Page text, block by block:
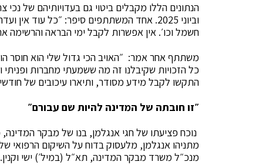
הנתונים הללו מקבלים ביטוי גם בעדויותיהם של
וביוני 2025. אחד המשתתפים סיפר: ״כל עוד
חשמל וכו׳. אין אפשרות לקבל ימי הבראה והרשימה
משתתף אחר אמר: ״האויב הכי גדול שלי הוא חוסר
כל הזכויות שקיבלנו זה מה ששמעתי מחברות ופניתי
התקשו לקבל מידע מסודר, ותיארו עיכובים של
״זו חובתה של המדינה להיות שם עבורם״
נוכח פציעתו של חגי אנגלמן, בנו של מבקר
מתניהו אנגלמן, מלעסוק בדוח על השיקום הרפואי
מנכ״ל משרד מבקר המדינה, תא״ל (במיל׳) ישי וקנין.